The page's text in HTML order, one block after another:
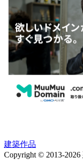
建築作品
Copyright © 2013-